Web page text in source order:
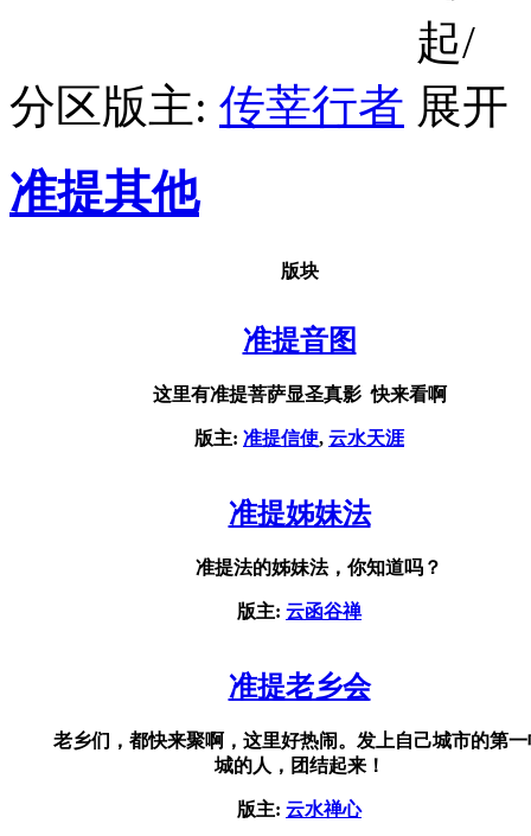
分区版主: 传莘行者
准提其他
版块
准提音图
这里有准提菩萨显圣真影 快来看啊
版主: 准提信使, 云水天涯
准提姊妹法
准提法的姊妹法，你知道吗？
版主: 云函谷禅
准提老乡会
老乡们，都快来聚啊，这里好热闹。发上自己城市的第一
城的人，团结起来！
版主: 云水禅心